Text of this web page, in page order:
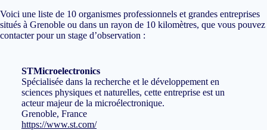
Voici une liste de 10 organismes professionnels et grandes entreprises
situés à Grenoble ou dans un rayon de 10 kilomètres, que vous pouvez
contacter pour un stage d’observation :
STMicroelectronics
Spécialisée dans la recherche et le développement en
sciences physiques et naturelles, cette entreprise est un
acteur majeur de la microélectronique.
Grenoble, France
https://www.st.com/